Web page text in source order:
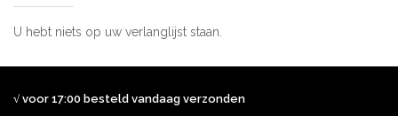
U hebt niets op uw verlanglijst staan.
√ voor 17:00 besteld vandaag verzonden